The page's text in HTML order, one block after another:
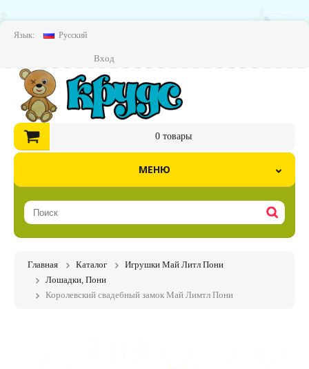
Язык: Русский
Вход
0товары
МЕНЮ
Главная Каталог
Игрушки Май Литл Пони
Лошадки, Пони
Королевский свадебный замок Май Лимтл Пони